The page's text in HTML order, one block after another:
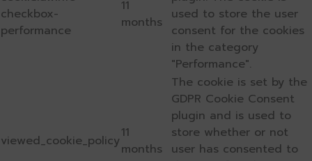
checkbox-
performance
11
months
used to store the user
consent for the cookies
in the category
"Performance".
viewed_cookie_policy11
months
The cookie is set by the
GDPR Cookie Consent
plugin and is used to
store whether or not
user has consented to